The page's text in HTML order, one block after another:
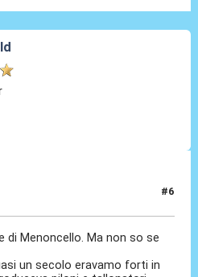
#6
di Menoncello. Ma non so se
un secolo eravamo forti in